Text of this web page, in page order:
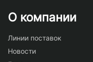
О компании
Линии поставок
Новости